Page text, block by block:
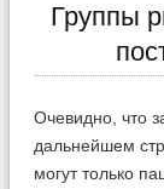
Группы
Очевидно, что
дальнейшем
могут только